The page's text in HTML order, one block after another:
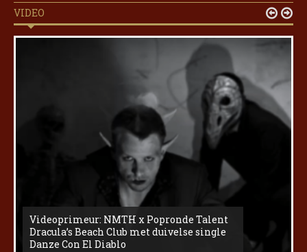
VIDEO
Videoprimeur: NMTH x Popronde Talent
Dracula’s Beach Club met duivelse single
Danze Con El Diablo
 